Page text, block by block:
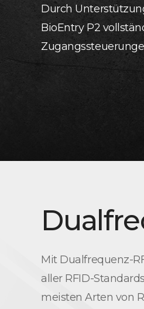
Durch
BioEntry P2
Mit Dualfrequenz-
aller RFID-
meisten Arten von